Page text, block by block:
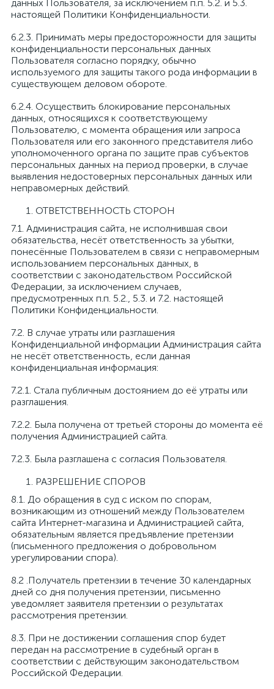
данных Пользователя, за исключением п.п. 5.2. и 5.3.
настоящей Политики Конфиденциальности.
6.2.3. Принимать меры предосторожности для защиты
конфиденциальности персональных данных
Пользователя согласно порядку, обычно
используемого для защиты такого рода информации в
существующем деловом обороте.
6.2.4. Осуществить блокирование персональных
данных, относящихся к соответствующему
Пользователю, с момента обращения или запроса
Пользователя или его законного представителя либо
уполномоченного органа по защите прав субъектов
персональных данных на период проверки, в случае
выявления недостоверных персональных данных или
неправомерных действий.
ОТВЕТСТВЕННОСТЬ СТОРОН
7.1. Администрация сайта, не исполнившая свои
обязательства, несёт ответственность за убытки,
понесённые Пользователем в связи с неправомерным
использованием персональных данных, в
соответствии с законодательством Российской
Федерации, за исключением случаев,
предусмотренных п.п. 5.2., 5.3. и 7.2. настоящей
Политики Конфиденциальности.
7.2. В случае утраты или разглашения
Конфиденциальной информации Администрация сайта
не несёт ответственность, если данная
конфиденциальная информация:
7.2.1. Стала публичным достоянием до её утраты или
разглашения.
7.2.2. Была получена от третьей стороны до момента её
получения Администрацией сайта.
7.2.3. Была разглашена с согласия Пользователя.
РАЗРЕШЕНИЕ СПОРОВ
8.1. До обращения в суд с иском по спорам,
возникающим из отношений между Пользователем
сайта Интернет-магазина и Администрацией сайта,
обязательным является предъявление претензии
(письменного предложения о добровольном
урегулировании спора).
8.2 .Получатель претензии в течение 30 календарных
дней со дня получения претензии, письменно
уведомляет заявителя претензии о результатах
рассмотрения претензии.
8.3. При не достижении соглашения спор будет
передан на рассмотрение в судебный орган в
соответствии с действующим законодательством
Российской Федерации.